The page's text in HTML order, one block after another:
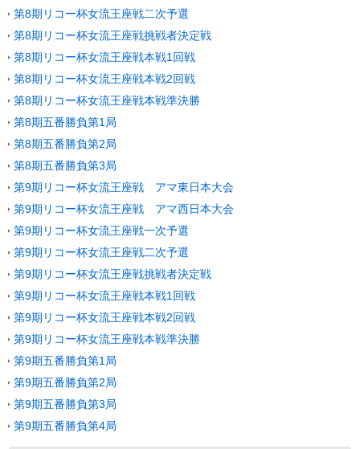
第8期リコー杯女流王座戦二次予選
第8期リコー杯女流王座戦挑戦者決定戦
第8期リコー杯女流王座戦本戦1回戦
第8期リコー杯女流王座戦本戦2回戦
第8期リコー杯女流王座戦本戦準決勝
第8期五番勝負第1局
第8期五番勝負第2局
第8期五番勝負第3局
第9期リコー杯女流王座戦 アマ東日本大会
第9期リコー杯女流王座戦 アマ西日本大会
第9期リコー杯女流王座戦一次予選
第9期リコー杯女流王座戦二次予選
第9期リコー杯女流王座戦挑戦者決定戦
第9期リコー杯女流王座戦本戦1回戦
第9期リコー杯女流王座戦本戦2回戦
第9期リコー杯女流王座戦本戦準決勝
第9期五番勝負第1局
第9期五番勝負第2局
第9期五番勝負第3局
第9期五番勝負第4局